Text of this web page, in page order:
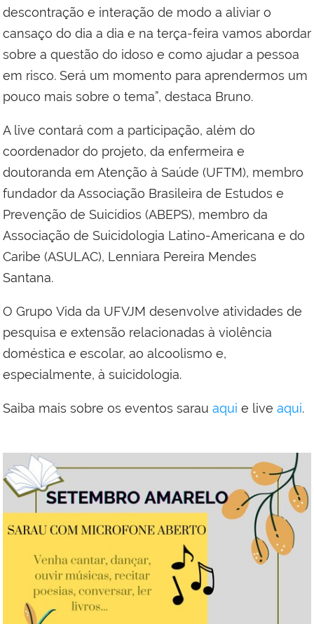
descontração e interação de modo a aliviar o
cansaço do dia a dia e na terça-feira vamos abordar
sobre a questão do idoso e como ajudar a pessoa
em risco. Será um momento para aprendermos um
pouco mais sobre o tema”, destaca Bruno.
A live contará com a participação, além do
coordenador do projeto, da enfermeira e
doutoranda em Atenção à Saúde (UFTM), membro
fundador da Associação Brasileira de Estudos e
Prevenção de Suicídios (ABEPS), membro da
Associação de Suicidologia Latino-Americana e do
Caribe (ASULAC), Lenniara Pereira Mendes
Santana.
O Grupo Vida da UFVJM desenvolve atividades de
pesquisa e extensão relacionadas à violência
doméstica e escolar, ao alcoolismo e,
especialmente, à suicidologia.
Saiba mais sobre os eventos sarau aqui e live aqui.